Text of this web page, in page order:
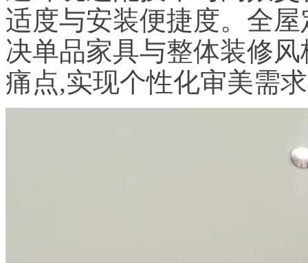
适度与安装便捷度。全
决单品家具与整体装修
痛点,实现个性化审美需